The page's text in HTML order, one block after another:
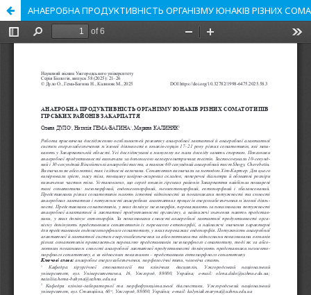
АНАЕРОБНА ПРОДУКТИВНІСТЬ ОРГАНІЗМУ ЮНАКІВ РІЗНИХ